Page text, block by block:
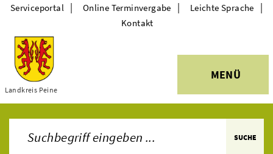
Themen
Landkreis Peine
MENÜ
Serviceportal | Online Terminvergabe | Leichte Sprache |
Kontakt
SUCHE